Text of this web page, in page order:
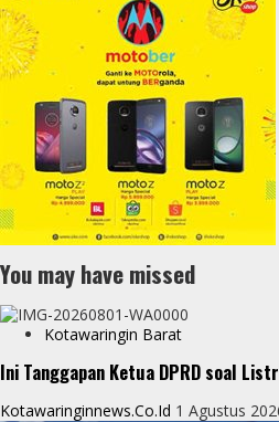
You may have missed
Kotawaringin Barat
Ini Tanggapan Ketua DPRD soal
Kotawaringinnews.co.id 1 Agustus